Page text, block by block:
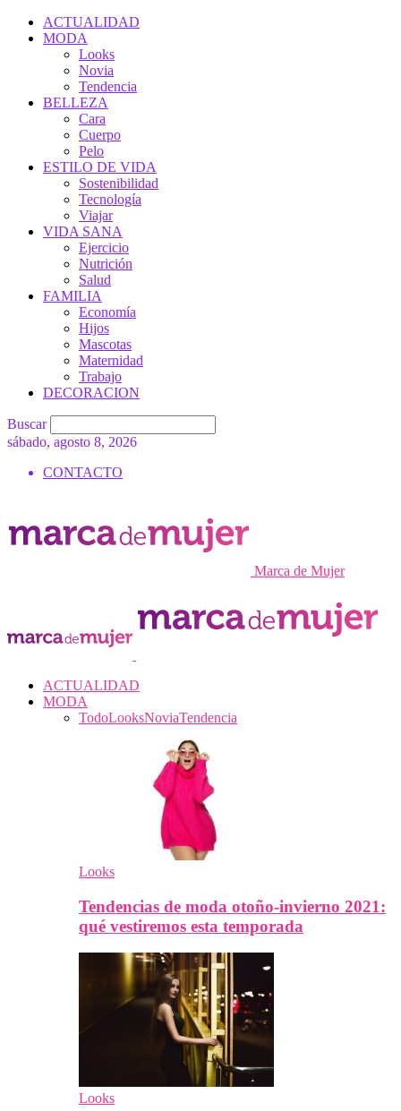
ACTUALIDAD
MODA
Looks
Novia
Tendencia
BELLEZA
Cara
Cuerpo
Pelo
ESTILO DE VIDA
Sostenibilidad
Tecnología
Viajar
VIDA SANA
Ejercicio
Nutrición
Salud
FAMILIA
Economía
Hijos
Mascotas
Maternidad
Trabajo
DECORACION
Buscar
sábado, agosto 8, 2026
CONTACTO
Marca de Mujer
ACTUALIDAD
MODA
TodoLooksNoviaTendencia
Looks
Tendencias de moda otoño-invierno 2021:
qué vestiremos esta temporada
Looks